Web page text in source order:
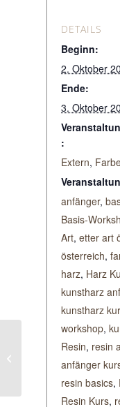
DETAILS
Beginn:
2. Oktober
Ende:
3. Oktober
:
Extern,
anfänger,
Basis-
Art, etter art
österreich,
harz, Harz
kunstharz
kunstharz
workshop,
Resin, resin
anfänger
resin basics,
Resin Kurs,
Workshop Fusion Art